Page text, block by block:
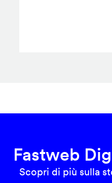
Fastweb
Scopri di più sulla